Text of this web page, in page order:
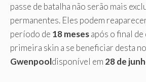
passe de batalha não serão mais
permanentes. Eles podem
período de 18 mesesapós o final de
primeira skin a se beneficiar desta
Gwenpooldisponível em 28 de